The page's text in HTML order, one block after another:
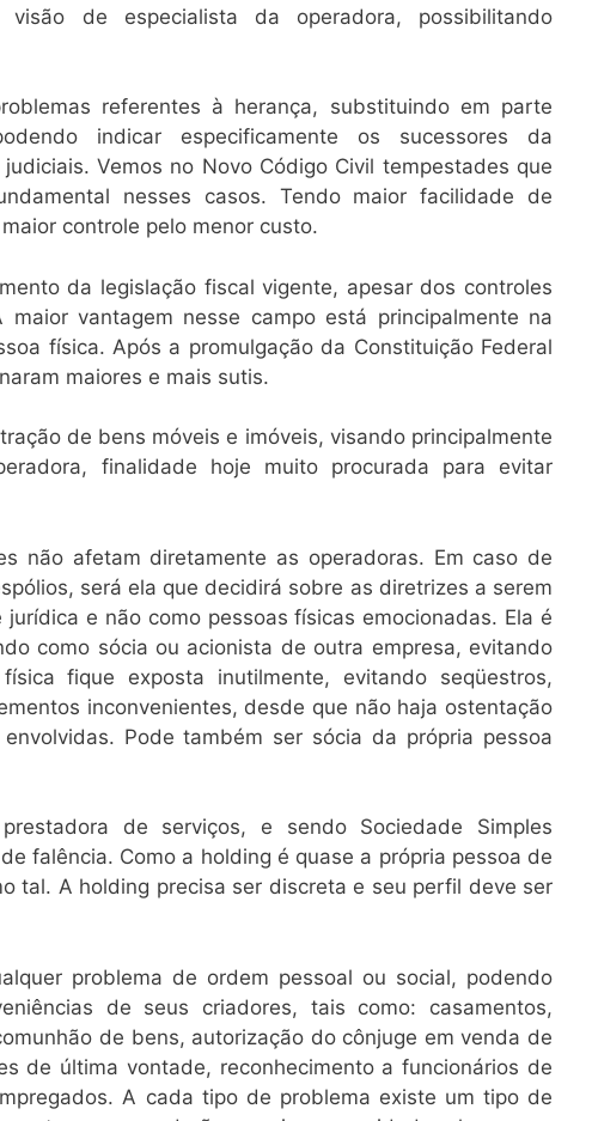
visão de especialista da operadora, possibilitando
referentes à herança, substituindo em parte
indicar especificamente os sucessores da
Vemos no Novo Código Civil tempestades que
nesses casos. Tendo maior facilidade de
controle pelo menor custo.
da legislação fiscal vigente, apesar dos controles
vantagem nesse campo está principalmente na
física. Após a promulgação da Constituição Federal
maiores e mais sutis.
de bens móveis e imóveis, visando principalmente
finalidade hoje muito procurada para evitar
não afetam diretamente as operadoras. Em caso de
será ela que decidirá sobre as diretrizes a serem
e não como pessoas físicas emocionadas. Ela é
como sócia ou acionista de outra empresa, evitando
fique exposta inutilmente, evitando seqüestros,
inconvenientes, desde que não haja ostentação
Pode também ser sócia da própria pessoa
de serviços, e sendo Sociedade Simples
falência. Como a holding é quase a própria pessoa de
tal. A holding precisa ser discreta e seu perfil deve ser
problema de ordem pessoal ou social, podendo
de seus criadores, tais como: casamentos,
de bens, autorização do cônjuge em venda de
de última vontade, reconhecimento a funcionários de
A cada tipo de problema existe um tipo de